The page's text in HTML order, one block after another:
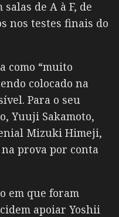
de A à F, de
nos testes finais do
como “muito
colocado na
Para o seu
Yuuji Sakamoto,
Mizuki Himeji,
prova por conta
em que foram
apoiar Yoshii